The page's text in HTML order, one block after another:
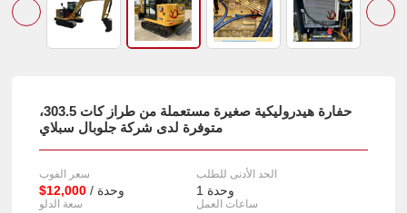
حفارة هيدروليكية صغيرة مستعملة من طراز كات 303.5،
متوفرة لدى شركة جلوبال سبلاي
سعر الفوب
$12,000 / وحدة
الحد الأدنى للطلب
1 وحدة
سعة الدلو ساعات العمل